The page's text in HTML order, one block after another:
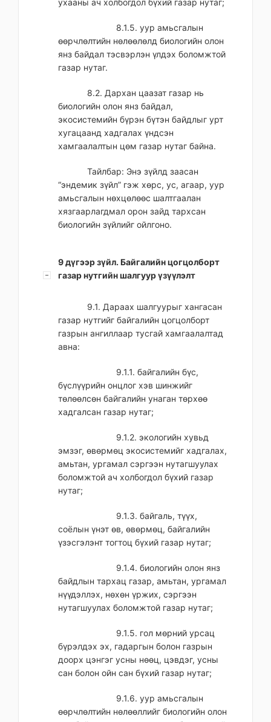
ухааны ач холбогдол бүхий газар нутаг;
8.1.5. уур амьсгалын
өөрчлөлтийн нөлөөлөлд биологийн олон
янз байдал тэсвэрлэн үлдэх боломжтой
газар нутаг.
8.2. Дархан цаазат газар нь
биологийн олон янз байдал,
экосистемийн бүрэн бүтэн байдлыг урт
хугацаанд хадгалах үндсэн
хамгаалалтын цөм газар нутаг байна.
Тайлбар: Энэ зүйлд заасан
“эндемик зүйл” гэж хөрс, ус, агаар, уур
амьсгалын нөхцөлөөс шалтгаалан
хязгаарлагдмал орон зайд тархсан
биологийн зүйлийг ойлгоно.
9 дүгээр зүйл. Байгалийн цогцолборт
газар нутгийн шалгуур үзүүлэлт
9.1. Дараах шалгуурыг хангасан
газар нутгийг байгалийн цогцолборт
газрын ангиллаар тусгай хамгаалалтад
авна:
9.1.1. байгалийн бүс,
бүслүүрийн онцлог хэв шинжийг
төлөөлсөн байгалийн унаган төрхөө
хадгалсан газар нутаг;
9.1.2. экологийн хувьд
эмзэг, өвөрмөц экосистемийг хадгалах,
амьтан, ургамал сэргээн нутагшуулах
боломжтой ач холбогдол бүхий газар
нутаг;
9.1.3. байгаль, түүх,
соёлын үнэт өв, өвөрмөц, байгалийн
үзэсгэлэнт тогтоц бүхий газар нутаг;
9.1.4. биологийн олон янз
байдлын тархац газар, амьтан, ургамал
нүүдэллэх, нөхөн үржих, сэргээн
нутагшуулах боломжтой газар нутаг;
9.1.5. гол мөрний урсац
бүрэлдэх эх, гадаргын болон газрын
доорх цэнгэг усны нөөц, цэвдэг, усны
сан болон ойн сан бүхий газар нутаг;
9.1.6. уур амьсгалын
өөрчлөлтийн нөлөөллийг биологийн олон